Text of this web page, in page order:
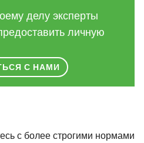
делу эксперты
личную
С НАМИ
с более строгими нормами